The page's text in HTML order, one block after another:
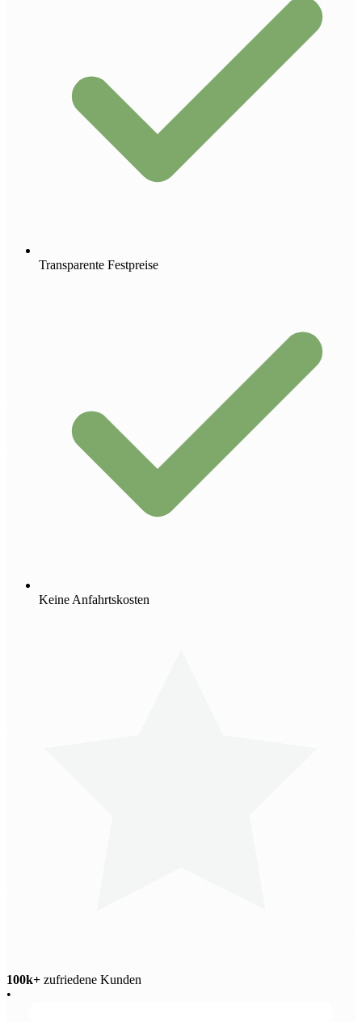
Transparente Festpreise
Keine Anfahrtskosten
100k+ zufriedene Kunden
•